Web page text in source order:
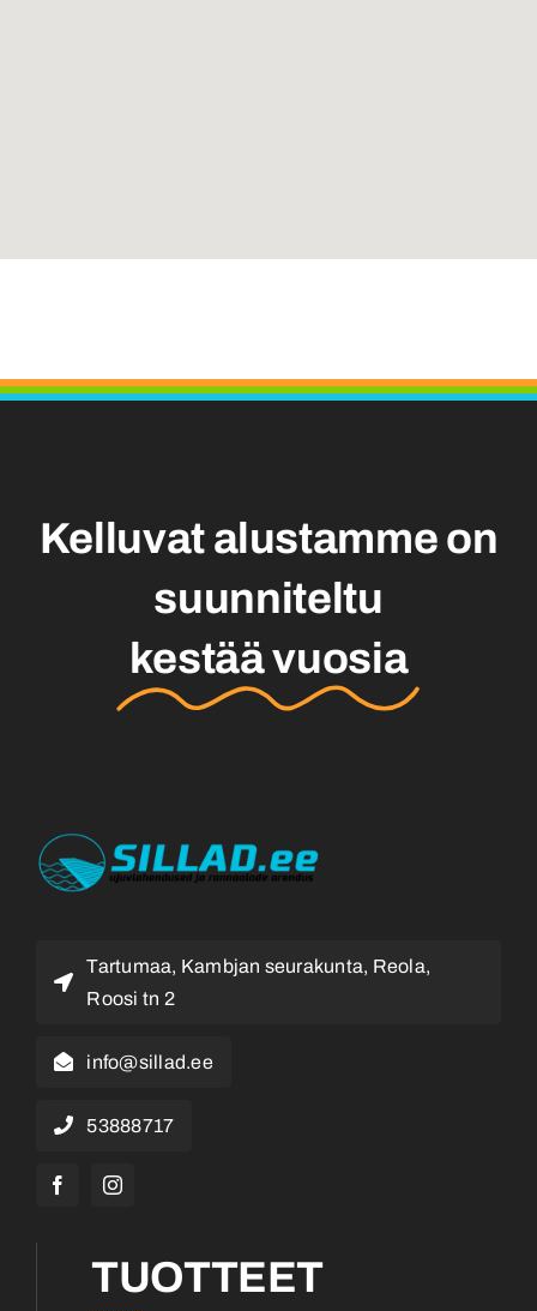
Kelluvat alustamme on
suunniteltu
kestää vuosia
Tartumaa, Kambjan seurakunta, Reola,
Roosi tn 2
info@sillad.ee
53888717
TUOTTEET